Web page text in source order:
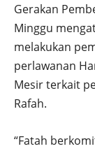
Gerakan
Minggu
melakukan
perlawanan
Mesir terkait
Rafah.
“Fatah